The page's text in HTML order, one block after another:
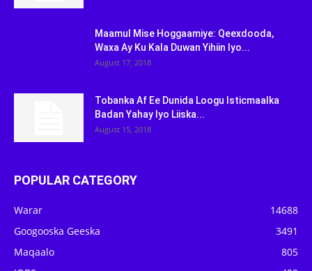
Maamul Mise Hoggaamiye: Qeexdooda,
Waxa Ay Ku Kala Duwan Yihiin Iyo...
August 17, 2018
Tobanka Af Ee Dunida Loogu Isticmaalka
Badan Yahay Iyo Liiska...
August 15, 2018
POPULAR CATEGORY
Warar
14688
Googooska Geeska
3491
Maqaalo
805